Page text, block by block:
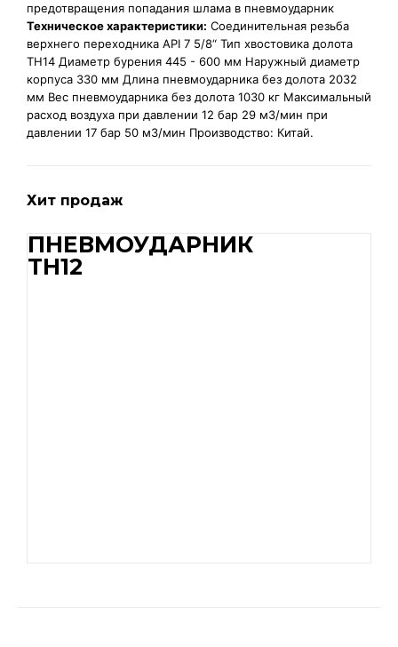
предотвращения попадания шлама в пневмоударник
Техническое характеристики: Соединительная резьба
верхнего переходника API 7 5/8“ Тип хвостовика долота
TH14 Диаметр бурения 445 - 600 мм Наружный диаметр
корпуса 330 мм Длина пневмоударника без долота 2032
мм Вес пневмоударника без долота 1030 кг Максимальный
расход воздуха при давлении 12 бар 29 м3/мин при
давлении 17 бар 50 м3/мин Производство: Китай.
Хит продаж
ПНЕВМОУДАРНИК
TH12